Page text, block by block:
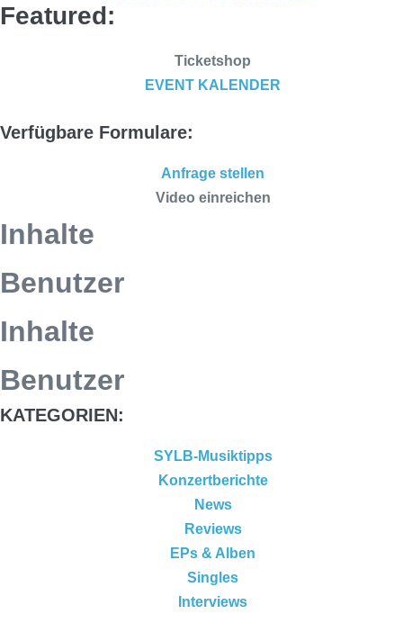
Featured:
Ticketshop
EVENT KALENDER
Verfügbare Formulare:
Anfrage stellen
Video einreichen
Inhalte
Benutzer
Inhalte
Benutzer
KATEGORIEN:
SYLB-Musiktipps
Konzertberichte
News
Reviews
EPs & Alben
Singles
Interviews